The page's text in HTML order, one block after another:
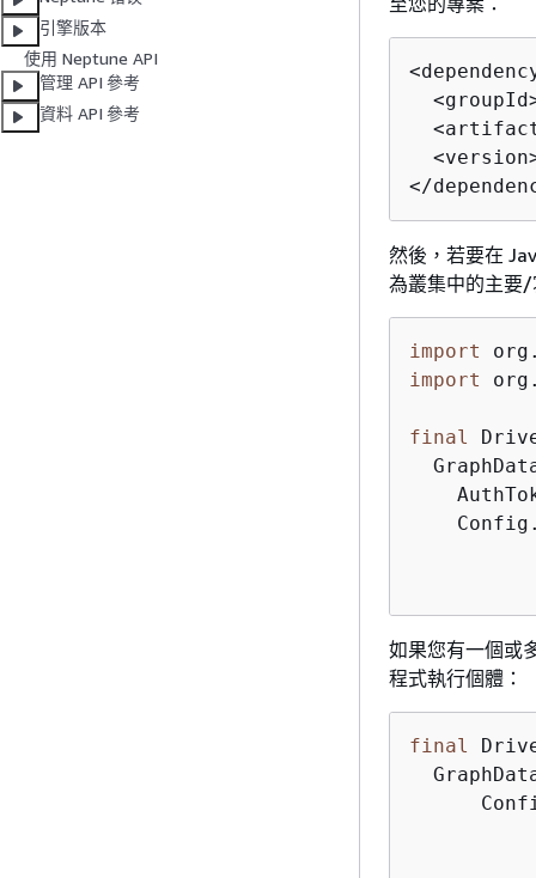
引擎版本
使用 Neptune API
管理 API 參考
資料 API 參考
然後，若要在
為叢集中的主要
import
import
final
如果您有一個或
程式執行個體：
final